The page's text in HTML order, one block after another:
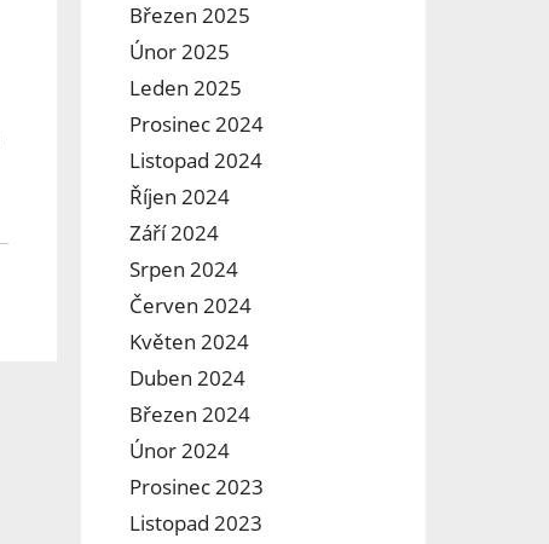
Březen 2025
Únor 2025
Leden 2025
Prosinec 2024
Listopad 2024
Říjen 2024
Září 2024
Srpen 2024
Červen 2024
Květen 2024
Duben 2024
Březen 2024
Únor 2024
Prosinec 2023
Listopad 2023